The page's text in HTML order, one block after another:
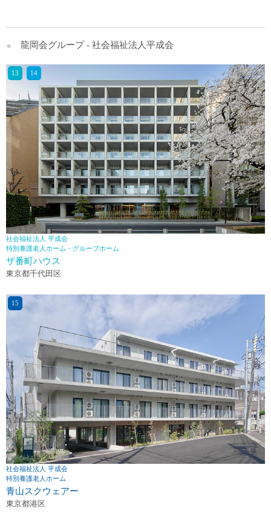
龍岡会グループ - 社会福祉法人平成会
社会福祉法人 平成会
特別養護老人ホーム・グループホーム
ザ番町ハウス
東京都千代田区
社会福祉法人 平成会
特別養護老人ホーム
青山スクウェアー
東京都港区